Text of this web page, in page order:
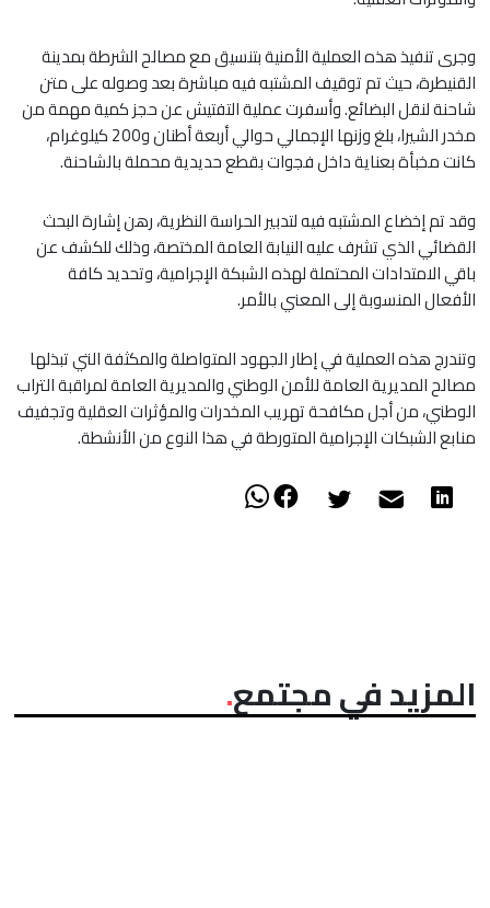
وجرى تنفيذ هذه العملية الأمنية بتنسيق مع مصالح الشرطة بمدينة
القنيطرة، حيث تم توقيف المشتبه فيه مباشرة بعد وصوله على متن
شاحنة لنقل البضائع. وأسفرت عملية التفتيش عن حجز كمية مهمة من
مخدر الشيرا، بلغ وزنها الإجمالي حوالي أربعة أطنان و200 كيلوغرام،
كانت مخبأة بعناية داخل فجوات بقطع حديدية محملة بالشاحنة.
وقد تم إخضاع المشتبه فيه لتدبير الحراسة النظرية، رهن إشارة البحث
القضائي الذي تشرف عليه النيابة العامة المختصة، وذلك للكشف عن
باقي الامتدادات المحتملة لهذه الشبكة الإجرامية، وتحديد كافة
الأفعال المنسوبة إلى المعني بالأمر.
وتندرج هذه العملية في إطار الجهود المتواصلة والمكثفة التي تبذلها
مصالح المديرية العامة للأمن الوطني والمديرية العامة لمراقبة التراب
الوطني، من أجل مكافحة تهريب المخدرات والمؤثرات العقلية وتجفيف
منابع الشبكات الإجرامية المتورطة في هذا النوع من الأنشطة.
المزيد في مجتمع